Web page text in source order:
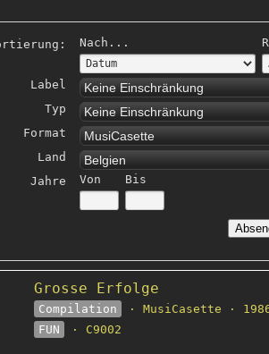
Nach...
Label Keine Einschränkung
Typ Keine Einschränkung
Format MusiCasette
Land Belgien
Jahre Von Bis
Grosse Erfolge
Compilation
· MusiCasette ·
FUN
· C9002